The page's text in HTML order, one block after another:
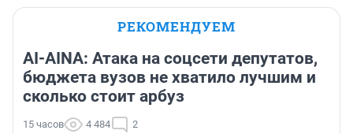
РЕКОМЕНДУЕМ
AI-AINA: Атака на соцсети депутатов,
бюджета вузов не хватило лучшим и
сколько стоит арбуз
15 часов 4 484 2